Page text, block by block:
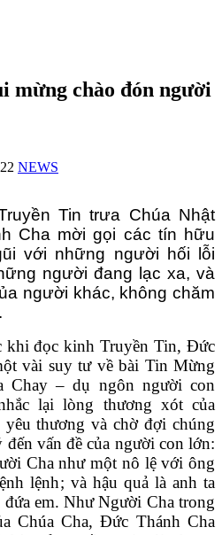
mừng chào đón người
NEWS
Tin trưa Chúa Nhật
Cha mời gọi các tín hữu
với những người hối lỗi
người đang lạc xa, và
người khác, không chăm
khi đọc kinh Truyền Tin, Đức
vài suy tư về bài Tin Mừng
Chay – dụ ngôn người con
lại lòng thương xót của
thương và chờ đợi chúng
vấn đề của người con lớn:
Cha như một nô lệ với ông
lệnh; và hậu quả là anh ta
em. Như Người Cha trong
Chúa Cha, Đức Thánh Cha